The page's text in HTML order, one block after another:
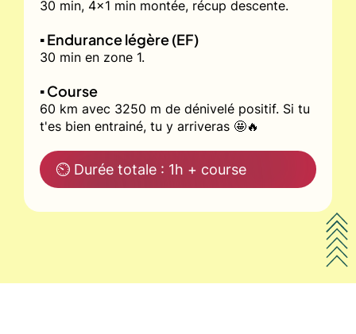
30 min, 4x1 min montée, récup descente.
▪️ Endurance légère (EF)
30 min en zone 1.
▪️ Course
60 km avec 3250 m de dénivelé positif. Si tu
t'es bien entrainé, tu y arriveras 🤩🔥
⏲ Durée totale : 1h + course